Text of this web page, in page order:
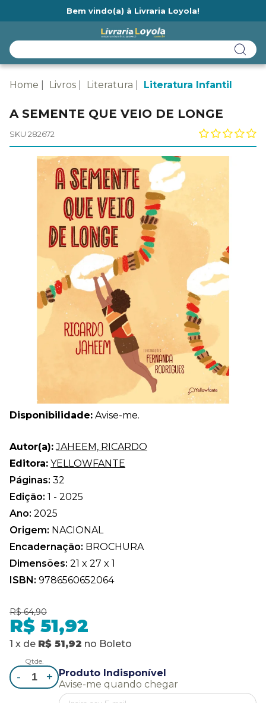
Bem vindo(a) à Livraria Loyola!
Home Livros Literatura Literatura Infantil
A SEMENTE QUE VEIO DE LONGE
SKU 282672
Disponibilidade: Avise-me.
Autor(a): JAHEEM, RICARDO
Editora: YELLOWFANTE
Páginas: 32
Edição: 1 - 2025
Ano: 2025
Origem: NACIONAL
Encadernação: BROCHURA
Dimensões: 21 x 27 x 1
ISBN: 9786560652064
R$ 64,90
R$ 51,92
1 x de R$ 51,92 no Boleto
Qtde.
- +
Produto Indisponível
Avise-me quando chegar